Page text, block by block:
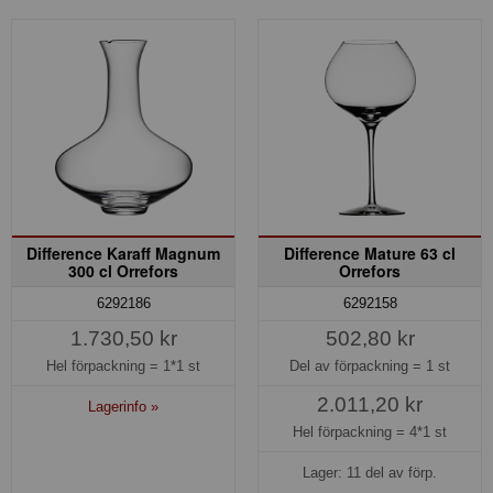
Difference Karaff Magnum
300 cl Orrefors
6292186
1.730,50 kr
Hel förpackning = 1*1 st
Lagerinfo »
Difference Mature 63 cl
Orrefors
6292158
502,80 kr
Del av förpackning = 1 st
2.011,20 kr
Hel förpackning = 4*1 st
Lager: 11 del av förp.